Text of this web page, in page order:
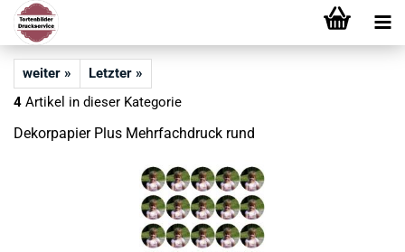
weiter »
Letzter »
4 Artikel in dieser Kategorie
Dekorpapier Plus Mehrfachdruck rund